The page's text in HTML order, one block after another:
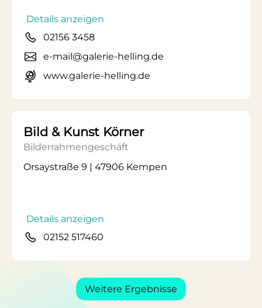
Details anzeigen
02156 3458
e-mail@galerie-helling.de
www.galerie-helling.de
Bild & Kunst Körner
Bilderrahmengeschäft
Orsaystraße 9 | 47906 Kempen
Details anzeigen
02152 517460
Weitere Ergebnisse